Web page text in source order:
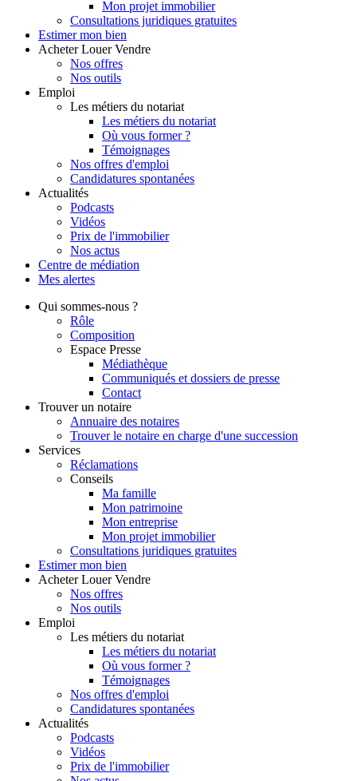
Mon projet immobilier
Consultations juridiques gratuites
Estimer mon bien
Acheter Louer Vendre
Nos offres
Nos outils
Emploi
Les métiers du notariat
Les métiers du notariat
Où vous former ?
Témoignages
Nos offres d'emploi
Candidatures spontanées
Actualités
Podcasts
Vidéos
Prix de l'immobilier
Nos actus
Centre de médiation
Mes alertes
Qui sommes-nous ?
Rôle
Composition
Espace Presse
Médiathèque
Communiqués et dossiers de presse
Contact
Trouver un notaire
Annuaire des notaires
Trouver le notaire en charge d'une succession
Services
Réclamations
Conseils
Ma famille
Mon patrimoine
Mon entreprise
Mon projet immobilier
Consultations juridiques gratuites
Estimer mon bien
Acheter Louer Vendre
Nos offres
Nos outils
Emploi
Les métiers du notariat
Les métiers du notariat
Où vous former ?
Témoignages
Nos offres d'emploi
Candidatures spontanées
Actualités
Podcasts
Vidéos
Prix de l'immobilier